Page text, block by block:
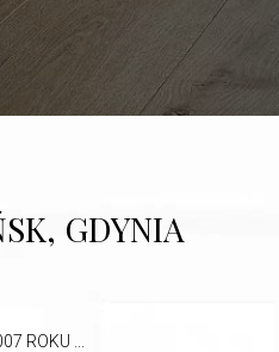
GDYNIA
ROKU ...